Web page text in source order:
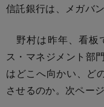
信託銀行は、メガバ
野村は昨年、看板
ス・マネジメント部
はどこへ向かい、ど
させるのか。次ペー